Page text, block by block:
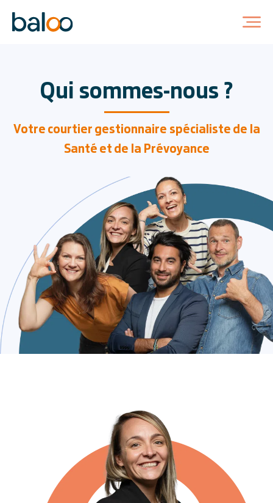
Qui sommes-nous ?
Votre courtier gestionnaire spécialistede la
Santé et de la Prévoyance